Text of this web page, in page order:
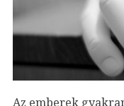
Az emberek